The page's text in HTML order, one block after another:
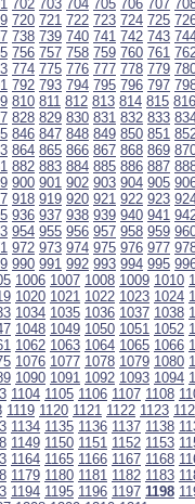
702 703 704 705 706 707
720 721 722 723 724 725
738 739 740 741 742 743
756 757 758 759 760 761
774 775 776 777 778 779
792 793 794 795 796 797
810 811 812 813 814 815 816
828 829 830 831 832 833
846 847 848 849 850 851
864 865 866 867 868 869
882 883 884 885 886 887
900 901 902 903 904 905
918 919 920 921 922 923
936 937 938 939 940 941
954 955 956 957 958 959
972 973 974 975 976 977
990 991 992 993 994 995
1006 1007 1008 1009 1010
1020 1021 1022 1023 1024
1034 1035 1036 1037 1038
1048 1049 1050 1051 1052
1062 1063 1064 1065 1066
1076 1077 1078 1079 1080
1090 1091 1092 1093 1094
1104 1105 1106 1107 1108
1119 1120 1121 1122 1123
1134 1135 1136 1137 1138
1149 1150 1151 1152 1153
1164 1165 1166 1167 1168
1179 1180 1181 1182 1183
1194 1195 1196 1197 1198